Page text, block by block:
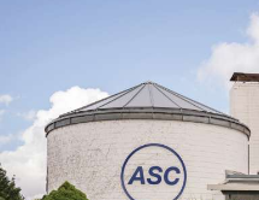
Hier geht